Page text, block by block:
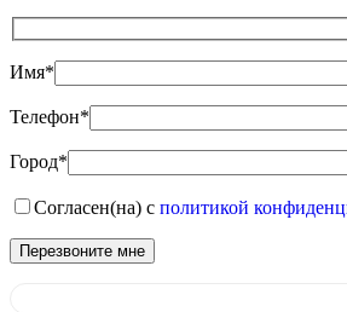
Имя*
Телефон*
Город*
Согласен(на) с политикой